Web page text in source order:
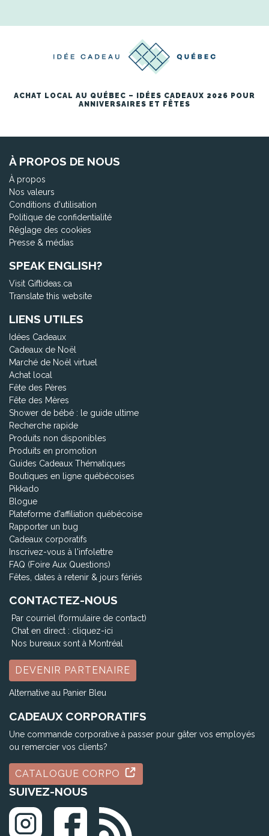
ACHAT LOCAL AU QUÉBEC – IDÉES CADEAUX 2026 POUR
ANNIVERSAIRES ET FÊTES
À PROPOS DE NOUS
À propos
Nos valeurs
Conditions d'utilisation
Politique de confidentialité
Réglage des cookies
Presse & médias
SPEAK ENGLISH?
Visit Giftideas.ca
Translate this website
LIENS UTILES
Idées Cadeaux
Cadeaux de Noël
Marché de Noël virtuel
Achat local
Fête des Pères
Fête des Mères
Shower de bébé : le guide ultime
Recherche rapide
Produits non disponibles
Produits en promotion
Guides Cadeaux Thématiques
Boutiques en ligne québécoises
Pikkado
Blogue
Plateforme d'affiliation québécoise
Rapporter un bug
Cadeaux corporatifs
Inscrivez-vous à l'infolettre
FAQ (Foire Aux Questions)
Fêtes, dates à retenir & jours fériés
CONTACTEZ-NOUS
Par courriel (formulaire de contact)
Chat en direct : cliquez-ici
Nos bureaux sont à Montréal
DEVENIR PARTENAIRE
Alternative au Panier Bleu
CADEAUX CORPORATIFS
Une commande corporative à passer pour gâter vos employés
ou remercier vos clients?
CATALOGUE CORPO
SUIVEZ-NOUS